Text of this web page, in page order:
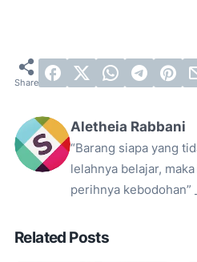
Aletheia Rabbani
“Barang siapa yang
lelahnya belajar,
perihnya kebodohan”
Related Posts